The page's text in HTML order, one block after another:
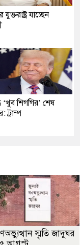
যুক্তরাষ্ট্র যাচ্ছেন
‘খুব শিগগির’ শেষ
ট্রাম্প
স্মৃতি জাদুঘর